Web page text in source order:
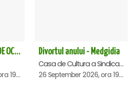
Comedie - NEVASTA DE OCAZIE !!!
26 September 2026, ora 19:00
Divortul anului - Medgidia
Casa de Cultura a Sindicatelor Lucian Grigorescu, Medgidia
26 September 2026, ora 19:00